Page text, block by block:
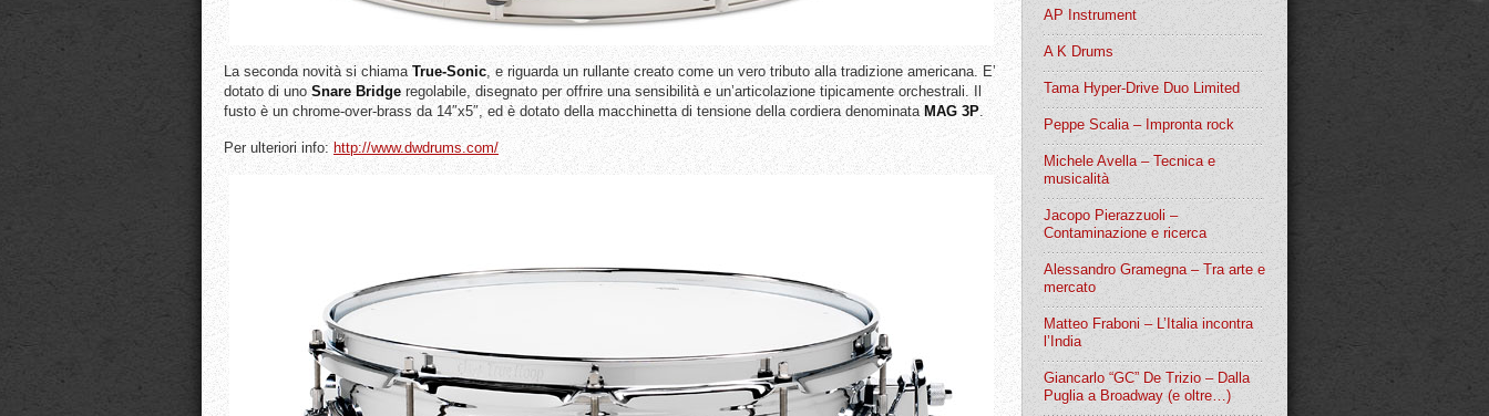
La seconda novità si chiamaTrue-Sonic, e riguarda un rullante creato come un vero tributo alla tradizione americana. E’
dotato di unoSnare Bridge regolabile, disegnato per offrire una sensibilità e un’articolazione tipicamente orchestrali. Il
fusto è un chrome-over-brass da 14″x5″, ed è dotato della macchinetta di tensione della cordiera denominata MAG 3P.
Per ulteriori info: http://www.dwdrums.com/
AP Instrument
A K Drums
Tama Hyper-Drive Duo Limited
Peppe Scalia – Impronta rock
Michele Avella – Tecnica e
musicalità
Jacopo Pierazzuoli –
Contaminazione e ricerca
Alessandro Gramegna – Tra arte e
mercato
Matteo Fraboni – L’Italia incontra
l’India
Giancarlo “GC” De Trizio – Dalla
Puglia a Broadway (e oltre…)